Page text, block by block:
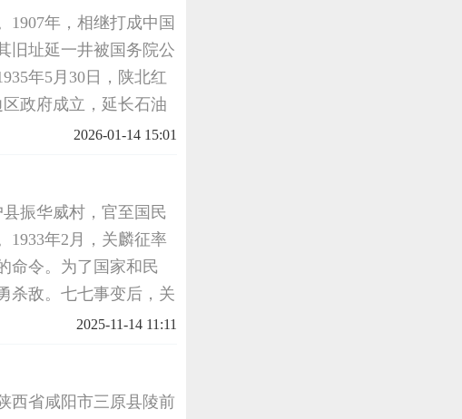
1907年，相继打成中国
旧址延一井被国务院公
年5月30日，陕北红
政府成立，延长石油
军工局成立后，接管了
2026-01-14 15:01
振华威村，官至国民
1933年2月，关麟征率
命令。为了国家和民
杀敌。七七事变后，关
台儿庄战役中采用夜战
2025-11-14 11:11
西省咸阳市三原县陵前